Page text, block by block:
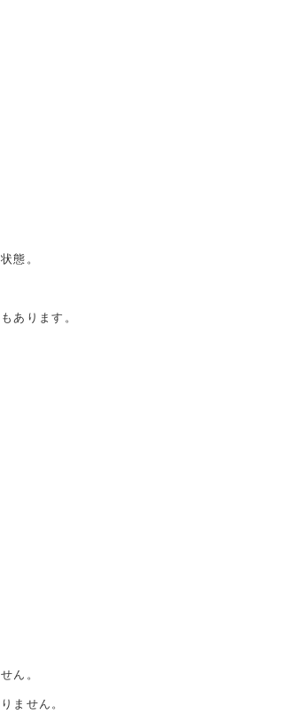
態。
あります。
ん。
ません。